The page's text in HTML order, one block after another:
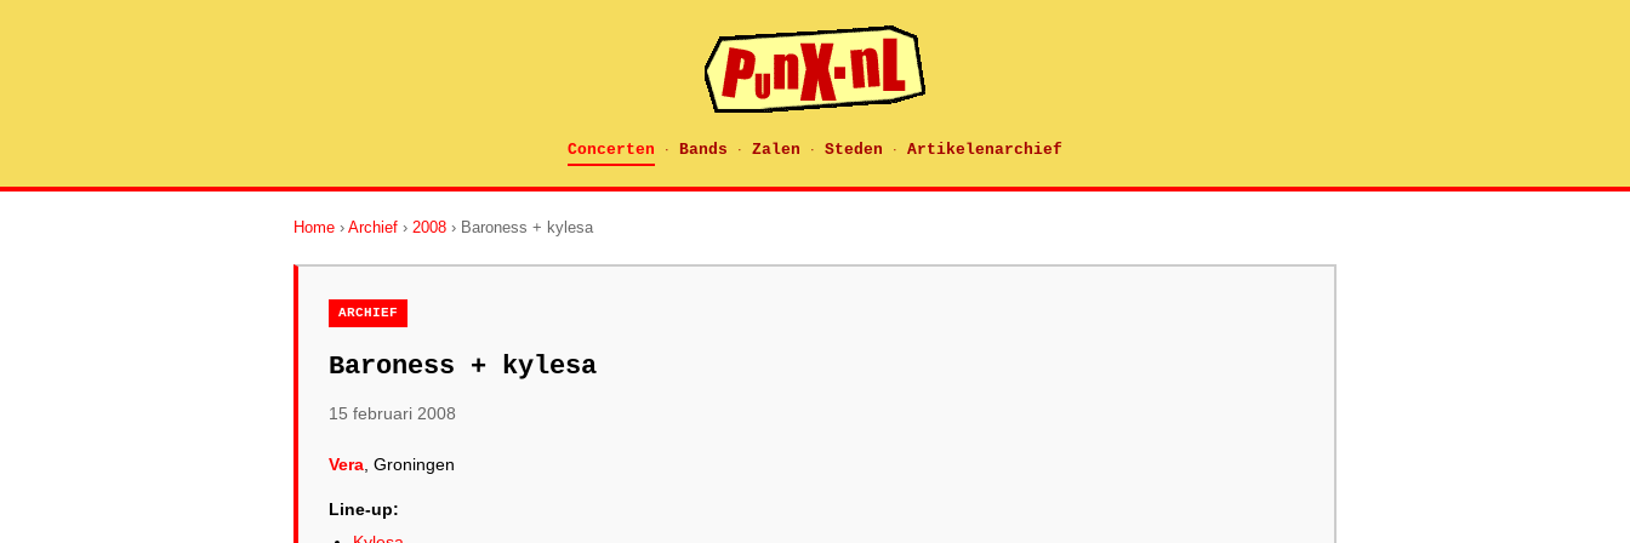
Concerten · Bands · Zalen · Steden · Artikelenarchief
Home › Archief › 2008 › Baroness + kylesa
ARCHIEF
Baroness + kylesa
15 februari 2008
Vera , Groningen
Line-up: